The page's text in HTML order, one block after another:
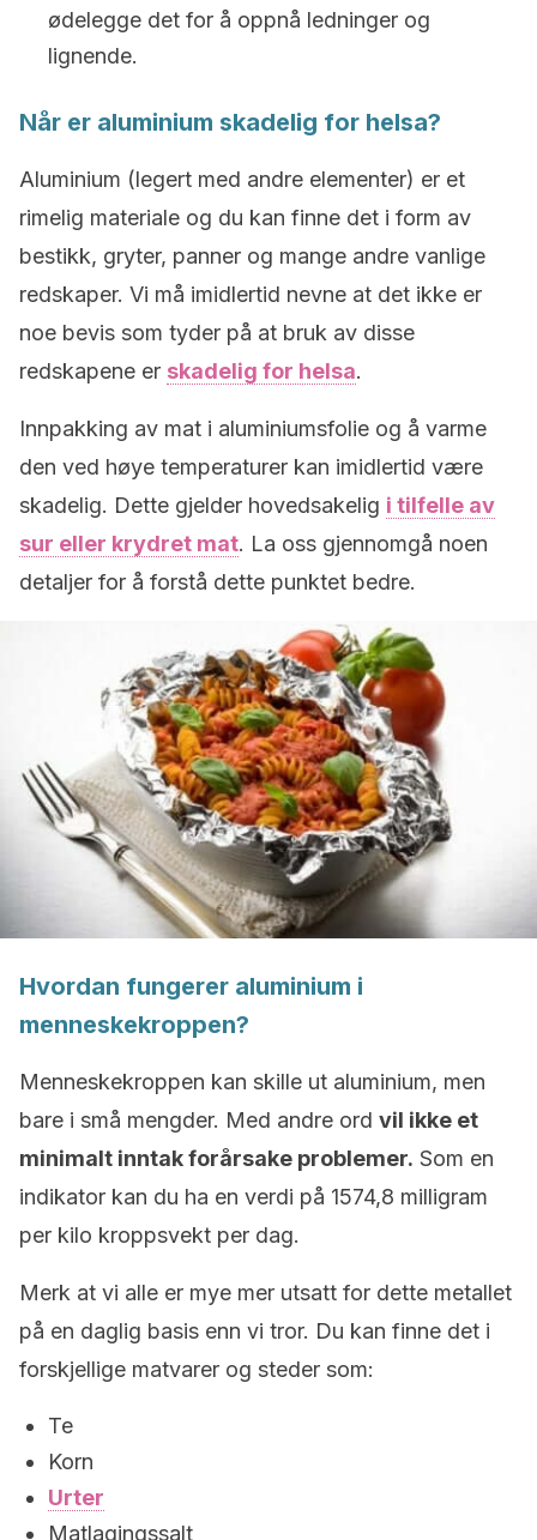
ødelegge det for å oppnå ledninger og
lignende.
Når er aluminium skadelig for helsa?
Aluminium (legert med andre elementer) er et
rimelig materiale og du kan finne det i form av
bestikk, gryter, panner og mange andre vanlige
redskaper. Vi må imidlertid nevne at det ikke er
noe bevis som tyder på at bruk av disse
redskapene er skadelig for helsa.
Innpakking av mat i aluminiumsfolie og å varme
den ved høye temperaturer kan imidlertid være
skadelig. Dette gjelder hovedsakelig i tilfelle av
sur eller krydret mat. La oss gjennomgå noen
detaljer for å forstå dette punktet bedre.
Hvordan fungerer aluminium i
menneskekroppen?
Menneskekroppen kan skille ut aluminium, men
bare i små mengder. Med andre ord vil ikke et
minimalt inntak forårsake problemer. Som en
indikator kan du ha en verdi på 1574,8 milligram
per kilo kroppsvekt per dag.
Merk at vi alle er mye mer utsatt for dette metallet
på en daglig basis enn vi tror. Du kan finne det i
forskjellige matvarer og steder som:
Te
Korn
Urter
Matlagingssalt